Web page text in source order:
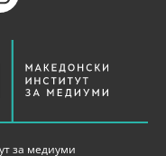
за медиуми